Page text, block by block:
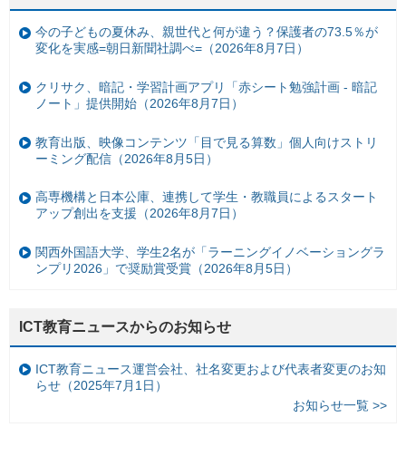
今の子どもの夏休み、親世代と何が違う？保護者の73.5％が
変化を実感=朝日新聞社調べ=（2026年8月7日）
クリサク、暗記・学習計画アプリ「赤シート勉強計画 - 暗記
ノート」提供開始（2026年8月7日）
教育出版、映像コンテンツ「目で見る算数」個人向けストリ
ーミング配信（2026年8月5日）
高専機構と日本公庫、連携して学生・教職員によるスタート
アップ創出を支援（2026年8月7日）
関西外国語大学、学生2名が「ラーニングイノベーショングラ
ンプリ2026」で奨励賞受賞（2026年8月5日）
ICT教育ニュースからのお知らせ
ICT教育ニュース運営会社、社名変更および代表者変更のお知
らせ（2025年7月1日）
お知らせ一覧 >>